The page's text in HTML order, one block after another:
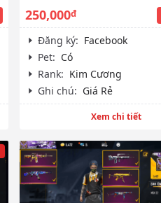
250,000đ
Đăng ký: Facebook
Pet: Có
Rank: Kim Cương
Ghi chú: Giá Rẻ
Xem chi tiết